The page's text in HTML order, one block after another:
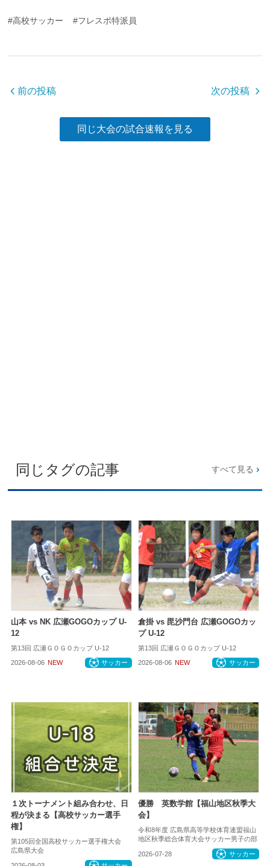
c
e
b
o
e
#高校サッカー #フレスポ特派員
前の投稿 次の投稿
同じ大会の試合速報を見る
同じタグの記事 すべて見る
山本 vs NK 広瀬GOGOカップ U-
12
第13回 広瀬ＧＯＧＯカップ U-12
2026-08-06 NEW サッカー
倉掛 vs 毘沙門台 広瀬GOGOカッ
プ U-12
第13回 広瀬ＧＯＧＯカップ U-12
2026-08-06 NEW サッカー
１次トーナメント組み合わせ、日
程が決まる【高校サッカー選手
権】
第105回全国高校サッカー選手権大会
広島県大会
優勝 英数学館【福山地区秋季大
会】
令和8年度 広島県高等学校体育連盟福山
地区秋季総合体育大会サッカー男子の部
2026-07-28 サッカー